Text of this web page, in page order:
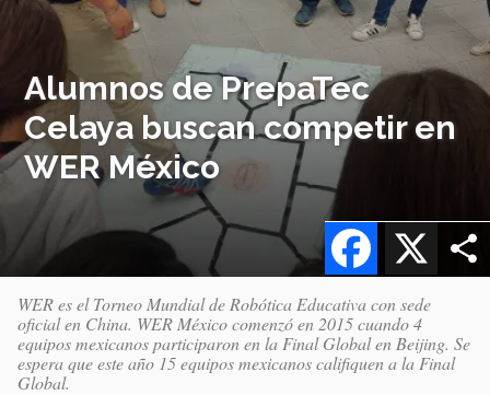
Alumnos de PrepaTec
Celaya buscan competir en
WER México
X
Facebook
WER es el Torneo Mundial de Robótica Educativa con sede
oficial en China. WER México comenzó en 2015 cuando 4
equipos mexicanos participaron en la Final Global en Beijing. Se
espera que este año 15 equipos mexicanos califiquen a la Final
Global.